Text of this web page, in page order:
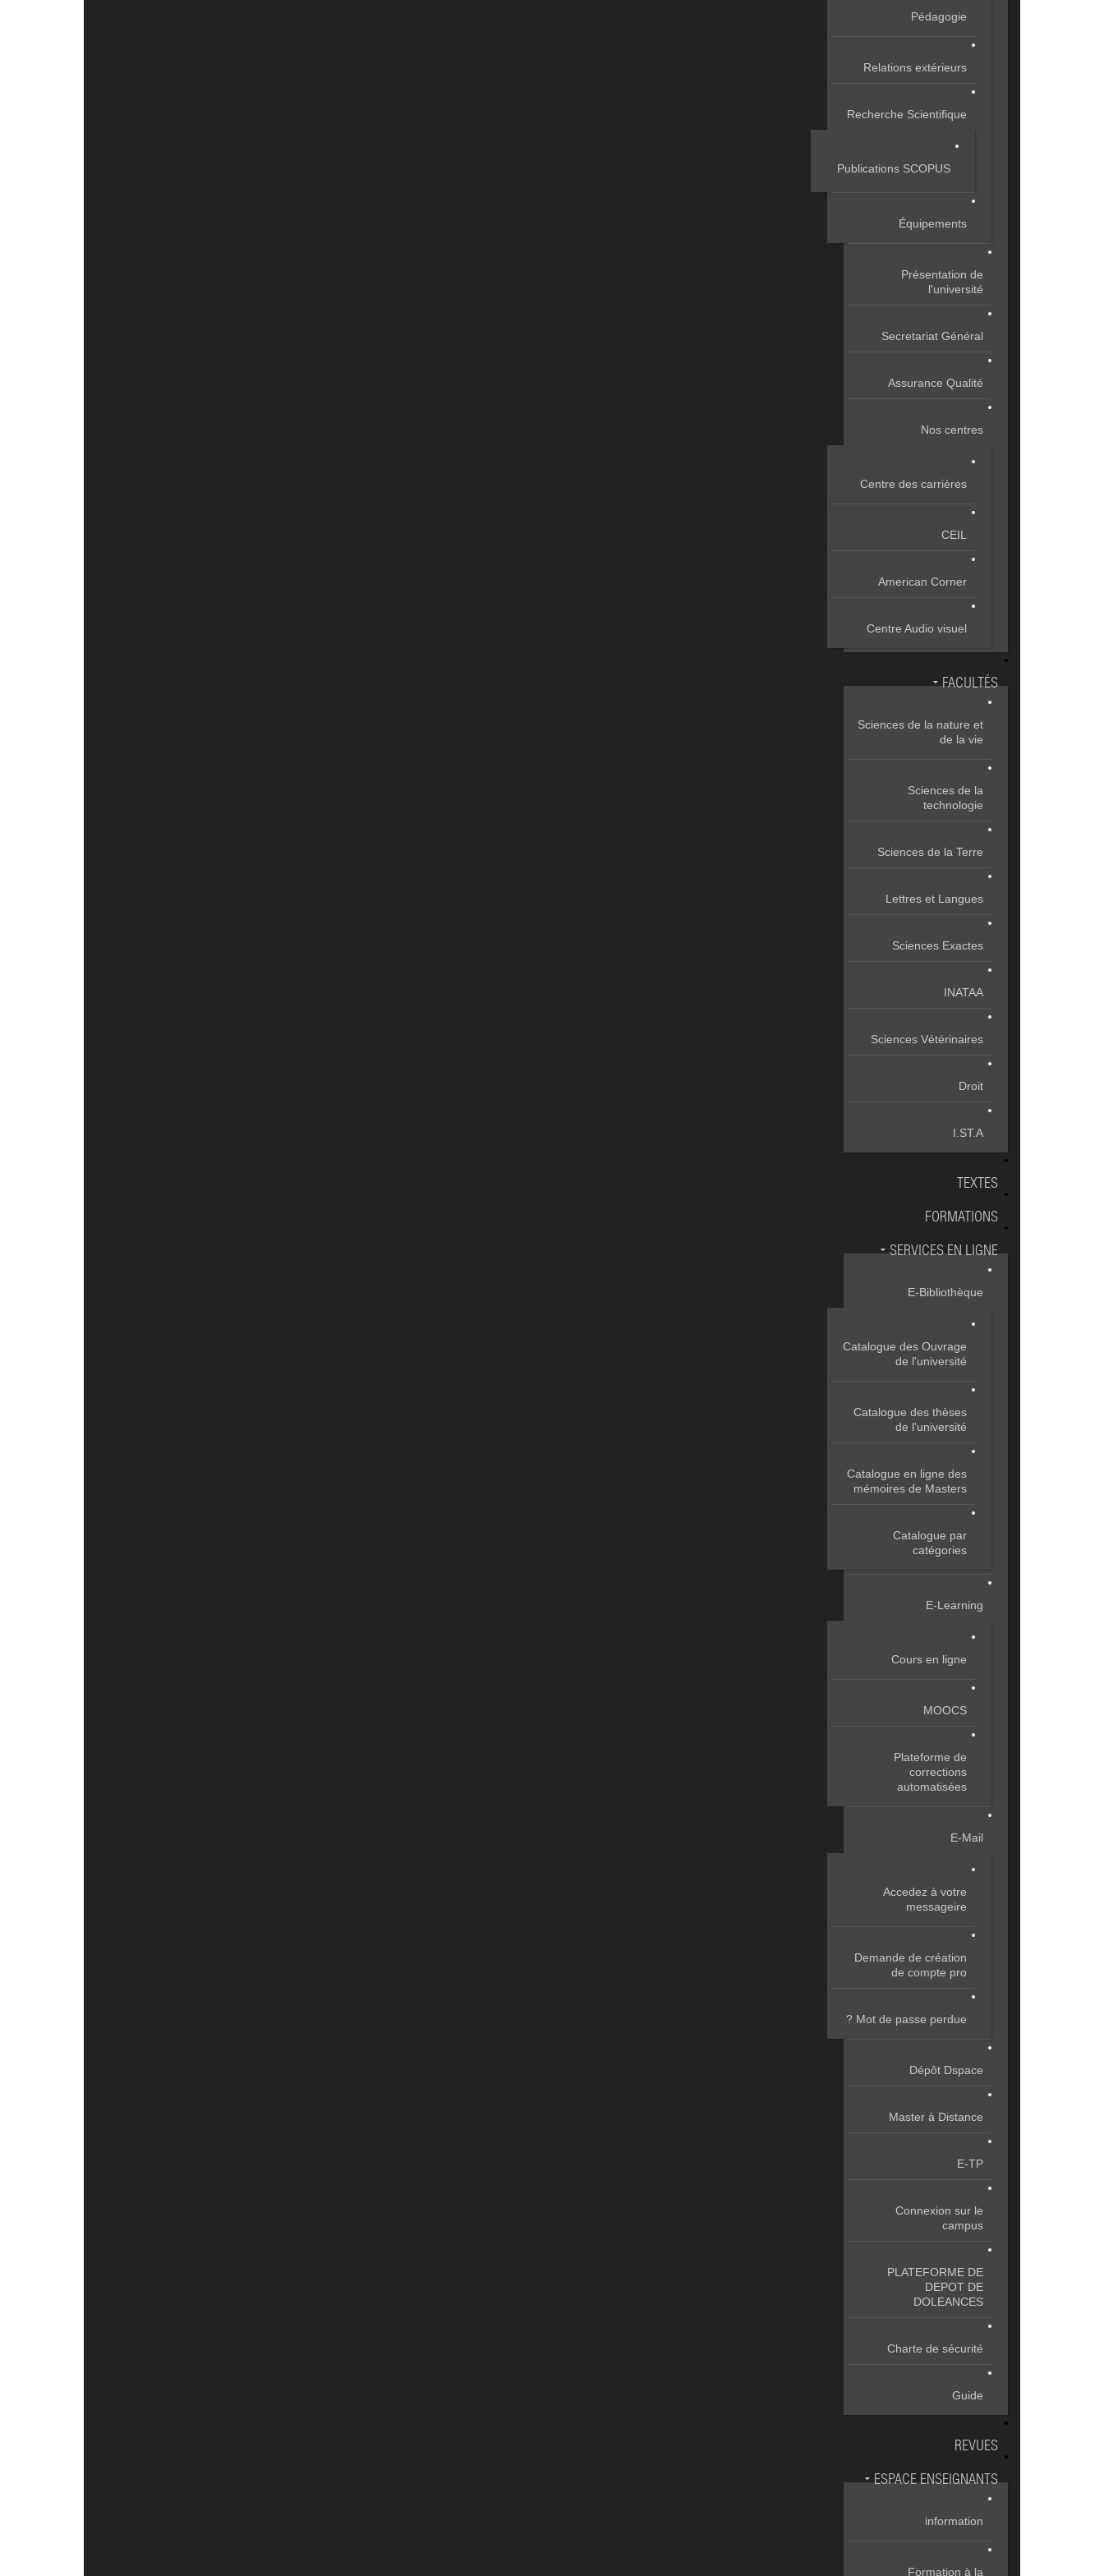
Pédagogie
Relations extérieurs
Recherche Scientifique
Publications SCOPUS
Équipements
Présentation de
l'université
Secretariat Général
Assurance Qualité
Nos centres
Centre des carrières
CEIL
American Corner
Centre Audio visuel
FACULTÉS
Sciences de la nature et
de la vie
Sciences de la
technologie
Sciences de la Terre
Lettres et Langues
Sciences Exactes
INATAA
Sciences Vétérinaires
Droit
I.ST.A
TEXTES
FORMATIONS
SERVICES EN LIGNE
E-Bibliothèque
Catalogue des Ouvrage
de l'université
Catalogue des thèses
de l'université
Catalogue en ligne des
mémoires de Masters
Catalogue par
catégories
E-Learning
Cours en ligne
MOOCS
Plateforme de
corrections
automatisées
E-Mail
Accedez à votre
messageire
Demande de création
de compte pro
Mot de passe perdue ?
Dépôt Dspace
Master à Distance
E-TP
Connexion sur le
campus
PLATEFORME DE
DEPOT DE
DOLEANCES
Charte de sécurité
Guide
REVUES
ESPACE ENSEIGNANTS
information
Formation à la